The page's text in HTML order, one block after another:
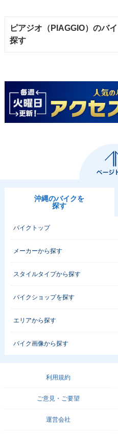
ピアジオ（PIAGGIO）のバ
探す
沖縄のバイクを
探す
バイクトップ
メーカーから探す
スタイルタイプから探す
バイクショップを探す
エリアから探す
バイク画像から探す
利用規約
ご意見・ご要望
運営会社